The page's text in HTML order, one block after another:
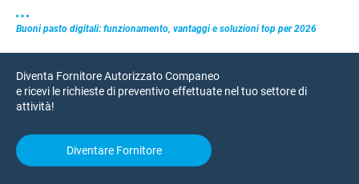
Buoni pasto digitali: funzionamento, vantaggi e soluzioni top per 2026
Diventa Fornitore Autorizzato Companeo
e ricevi le richieste di preventivo effettuate nel tuo settore di
attività!
Diventare Fornitore